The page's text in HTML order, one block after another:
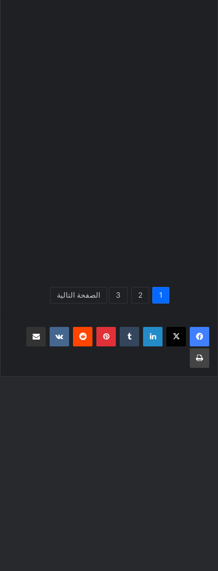
1
2
3 الصفحة التالية
لينكدإن بينتيريست
طباعة